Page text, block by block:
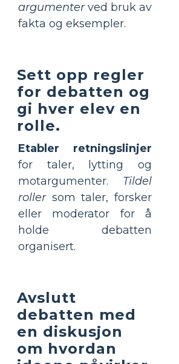
argumenterved bruk av
fakta og eksempler.
Sett opp regler
for debatten og
gi hver elev en
rolle.
Etabler retningslinjer
for taler, lytting og
motargumenter. Tildel
rollersom taler, forsker
eller moderator for å
holde debatten
organisert.
Avslutt
debatten med
en diskusjon
om hvordan